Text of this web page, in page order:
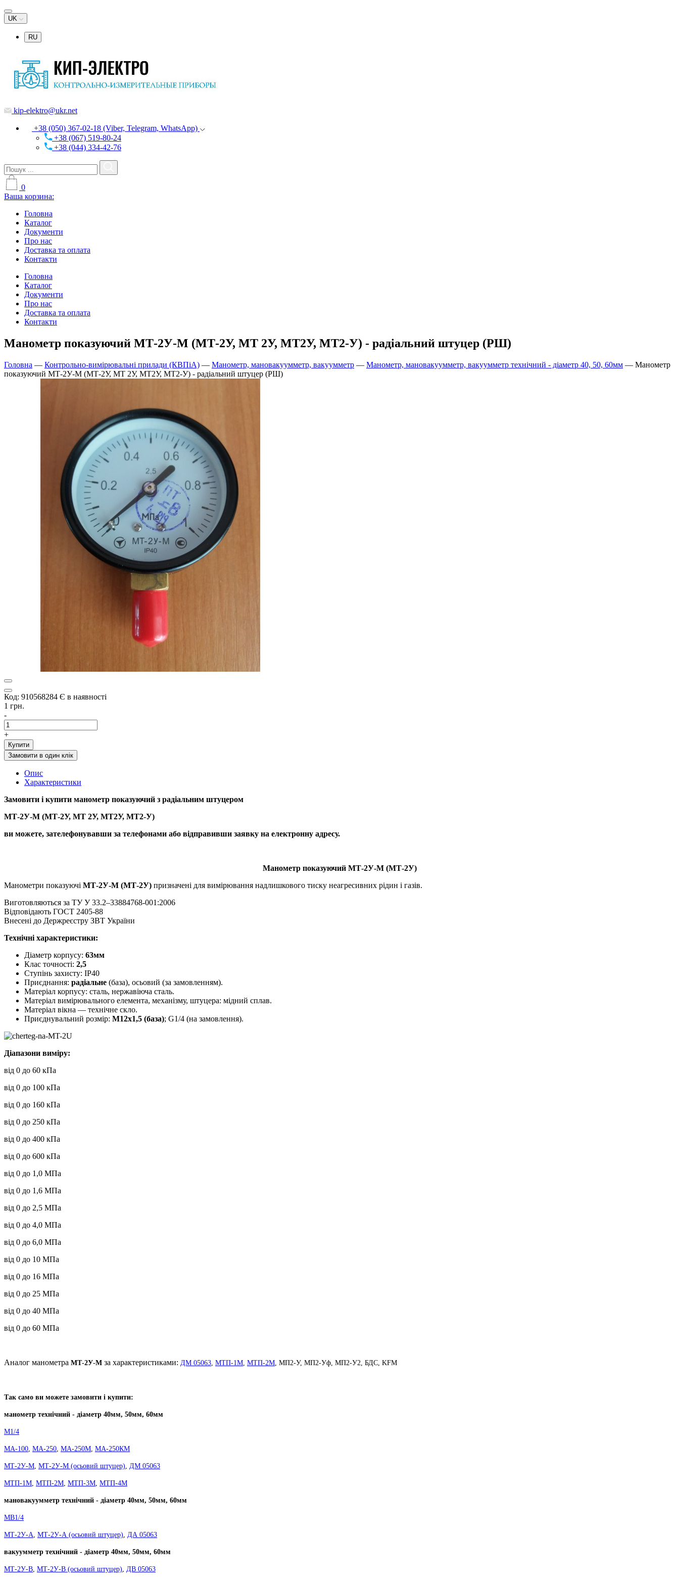
UK
RU
kip-elektro@ukr.net
+38 (050) 367-02-18 (Viber, Telegram, WhatsApp)
+38 (067) 519-80-24
+38 (044) 334-42-76
0
Ваша корзина:
Головна
Каталог
Документи
Про нас
Доставка та оплата
Контакти
Головна
Каталог
Документи
Про нас
Доставка та оплата
Контакти
Манометр показуючий МТ-2У-М (МТ-2У, МТ 2У, МТ2У, МТ2-У) - радіальний штуцер (РШ)
Головна — Контрольно-вимірювальні прилади (КВПіА) — Манометр, мановакуумметр, вакуумметр — Манометр, мановакуумметр, вакуумметр технічний - діаметр 40, 50, 60мм — Манометр
показуючий МТ-2У-М (МТ-2У, МТ 2У, МТ2У, МТ2-У) - радіальний штуцер (РШ)
Код: 910568284 Є в наявності
1 грн.
-
+
Купити
Замовити в один клік
Опис
Характеристики
Замовити і купити манометр показуючий з радіальним штуцером
МТ-2У-М (МТ-2У, МТ 2У, МТ2У, МТ2-У)
ви можете, зателефонувавши за телефонами або відправивши заявку на електронну адресу.
Манометр показуючий МТ-2У-М (МТ-2У)
Манометри показуючі МТ-2У-М (МТ-2У) призначені для вимірювання надлишкового тиску неагресивних рідин і газів.
Виготовляються за ТУ У 33.2–33884768-001:2006
Відповідають ГОСТ 2405-88
Внесені до Держреєстру ЗВТ України
Технічні характеристики:
Діаметр корпусу: 63мм
Клас точності: 2,5
Ступінь захисту: ІР40
Приєднання: радіальне (база), осьовий (за замовленням).
Матеріал корпусу: сталь, нержавіюча сталь.
Матеріал вимірювального елемента, механізму, штуцера: мідний сплав.
Матеріал вікна — технічне скло.
Приєднувальний розмір: М12х1,5 (база); G1/4 (на замовлення).
Діапазони виміру:
від 0 до 60 кПа
від 0 до 100 кПа
від 0 до 160 кПа
від 0 до 250 кПа
від 0 до 400 кПа
від 0 до 600 кПа
від 0 до 1,0 МПа
від 0 до 1,6 МПа
від 0 до 2,5 МПа
від 0 до 4,0 МПа
від 0 до 6,0 МПа
від 0 до 10 МПа
від 0 до 16 МПа
від 0 до 25 МПа
від 0 до 40 МПа
від 0 до 60 МПа
Аналог манометра МТ-2У-М за характеристиками: ДМ 05063 МТП-1М МТП-2М , МП2-У, МП2-Уф, МП2-У2, БДС, KFM
Так само ви можете замовити і купити:
манометр технічний - діаметр 40мм, 50мм, 60мм
М1/4
МА-100 МА-250 МА-250М МА-250КМ
МТ-2У-М МТ-2У-М (осьовий штуцер) ДМ 05063
МТП-1М МТП-2М МТП-3М МТП-4М
мановакуумметр технічний - діаметр 40мм, 50мм, 60мм
МВ1/4
МТ-2У-А МТ-2У-А (осьовий штуцер) ДА 05063
вакуумметр технічний - діаметр 40мм, 50мм, 60мм
МТ-2У-В МТ-2У-В (осьовий штуцер) ДВ 05063